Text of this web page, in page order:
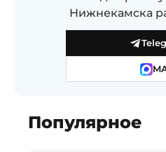
Нижнекамска
Популярное